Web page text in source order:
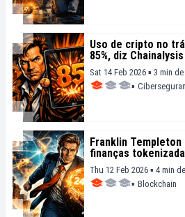
Uso de cripto no
85%, diz Chainalysis
Sat 14 Feb 2026 ▪ 3 min
▪
Franklin Templeton
finanças
Thu 12 Feb 2026 ▪ 4 min
▪ Blockchain